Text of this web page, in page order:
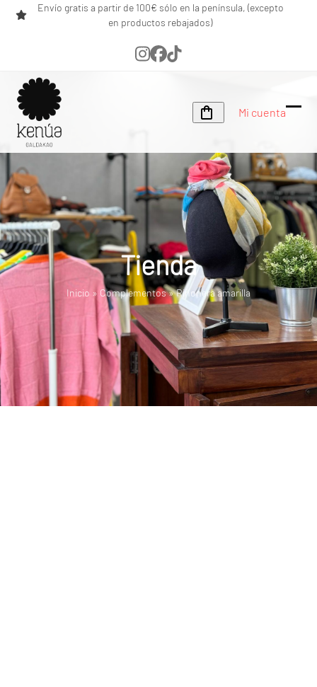
Skip
Envío gratis a partir de 100€ sólo en la península, (excepto
en productos rebajados)
Instagram
Facebook
Tiktok
Mi cuenta
Tienda
Inicio » Complementos»Riñonera amarilla